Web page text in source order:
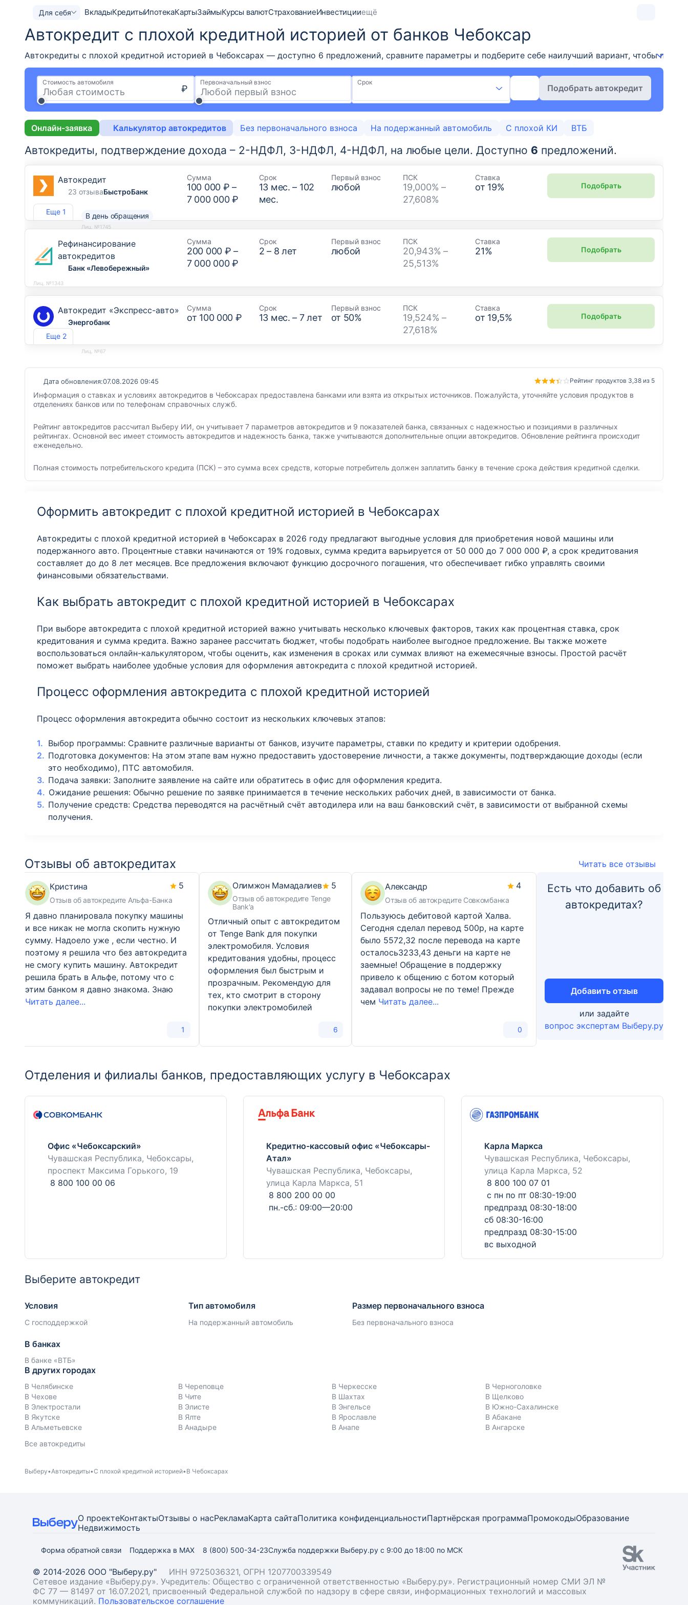
Для себя ВкладыКредитыИпотекаКартыЗаймыКурсы валютСтрахованиеИнвестицииещё
Автокредит с плохой кредитной историей от банков Чебоксар
Автокредиты с плохой кредитной историей в Чебоксарах — доступно 6 предложений, сравните параметры и подберите себе наилучший вариант, чтобы
Стоимость автомобиля
₽
Первоначальный взнос Срок
Подобрать автокредит
Онлайн-заявка Калькулятор автокредитов Без первоначального взноса На подержанный автомобиль С плохой КИ ВТБ
Автокредиты, подтверждение дохода – 2-НДФЛ, 3-НДФЛ, 4-НДФЛ, на любые цели. Доступно 6 предложений.
Еще 1
Автокредит
23 отзываБыстроБанк
Сумма
100 000 ₽ –
7 000 000 ₽
Срок
13 мес. – 102
мес.
Первый взнос
любой
ПСК
19,000% –
27,608%
Ставка
от 19%
В день обращения
Подобрать
Лиц. №1745
Рефинансирование
автокредитов
Банк «Левобережный»
Сумма
200 000 ₽ –
7 000 000 ₽
Срок
2 – 8 лет
Первый взнос
любой
ПСК
20,943% –
25,513%
Ставка
21% Подобрать
Лиц. №1343
Еще 2
Автокредит «Экспресс-авто»
Энергобанк
Сумма
от 100 000 ₽
Срок
13 мес. – 7лет
Первый взнос
от 50%
ПСК
19,524% –
27,618%
Ставка
от 19,5% Подобрать
Лиц. №67
Дата обновления:07.08.2026 09:45 Рейтинг продуктов 3,38 из 5
Информация о ставках и условиях автокредитов в Чебоксарах предоставлена банками или взята из открытых источников. Пожалуйста, уточняйте условия продуктов в
отделениях банков или по телефонам справочных служб.
Рейтинг автокредитов рассчитал Выберу ИИ, он учитывает 7 параметров автокредитов и 9 показателей банка, связанных с надежностью и позициями в различных
рейтингах. Основной вес имеет стоимость автокредитов и надежность банка, также учитываются дополнительные опции автокредитов. Обновление рейтинга происходит
еженедельно.
Полная стоимость потребительского кредита (ПСК) – это сумма всех средств, которые потребитель должен заплатить банку в течение срока действия кредитной сделки.
Оформить автокредит с плохой кредитной историей в Чебоксарах
Автокредиты с плохой кредитной историей в Чебоксарах в 2026 году предлагают выгодные условия для приобретения новой машины или
подержанного авто. Процентные ставки начинаются от 19% годовых, сумма кредита варьируется от 50 000 до 7 000 000 ₽, а срок кредитования
составляет до до 8 лет месяцев. Все предложения включают функцию досрочного погашения, что обеспечивает гибко управлять своими
финансовыми обязательствами.
Как выбрать автокредит с плохой кредитной историей в Чебоксарах
При выборе автокредита с плохой кредитной историей важно учитывать несколько ключевых факторов, таких как процентная ставка, срок
кредитования и сумма кредита. Важно заранее рассчитать бюджет, чтобы подобрать наиболее выгодное предложение. Вы также можете
воспользоваться онлайн-калькулятором, чтобы оценить, как изменения в сроках или суммах влияют на ежемесячные взносы. Простой расчёт
поможет выбрать наиболее удобные условия для оформления автокредита с плохой кредитной историей.
Процесс оформления автокредита с плохой кредитной историей
Процесс оформления автокредита обычно состоит из нескольких ключевых этапов:
Выбор программы: Сравните различные варианты от банков, изучите параметры, ставки по кредиту и критерии одобрения.
Подготовка документов: На этом этапе вам нужно предоставить удостоверение личности, а также документы, подтверждающие доходы (если
это необходимо), ПТС автомобиля.
Подача заявки: Заполните заявление на сайте или обратитесь в офис для оформления кредита.
Ожидание решения: Обычно решение по заявке принимается в течение нескольких рабочих дней, в зависимости от банка.
Получение средств: Средства переводятся на расчётный счёт автодилера или на ваш банковский счёт, в зависимости от выбранной схемы
получения.
Отзывы об автокредитах Читать все отзывы
Кристина
Отзыв об автокредите Альфа-Банка
5
Я давно планировала покупку машины
и все никак не могла скопить нужную
сумму. Надоело уже , если честно. И
поэтому я решила что без автокредита
не смогу купить машину. Автокредит
решила брать в Альфе, потому что с
этим банком я давно знакома. Знаю
Читать далее...
1
Олимжон Мамадалиев
Отзыв об автокредите Tenge
Bank'а
5
Отличный опыт с автокредитом
от Tenge Bank для покупки
электромобиля. Условия
кредитования удобны, процесс
оформления был быстрым и
прозрачным. Рекомендую для
тех, кто смотрит в сторону
покупки электромобилей
6
Александр
Отзыв об автокредите Совкомбанка
4
Пользуюсь дебитовой картой Халва.
Сегодня сделал перевод 500р, на карте
было 5572,32 после перевода на карте
осталось3233,43 деньги на карте не
заемные! Обращение в поддержку
привело к общению с ботом который
задавал вопросы не по теме! Прежде
чем Читать далее...
0
Есть что добавить об
автокредитах?
Добавить отзыв
или задайте
вопрос экспертам Выберу.ру
Отделения и филиалы банков, предоставляющих услугу в Чебоксарах
Офис «Чебоксарский»
Чувашская Республика, Чебоксары,
проспект Максима Горького, 19
8 800 100 00 06
Кредитно-кассовый офис «Чебоксары-
Атал»
Чувашская Республика, Чебоксары,
улица Карла Маркса, 51
8 800 200 00 00
пн.-сб.: 09:00—20:00
Карла Маркса
Чувашская Республика, Чебоксары,
улица Карла Маркса, 52
8 800 100 07 01
с пн по пт 08:30-19:00
предпразд 08:30-18:00
сб 08:30-16:00
предпразд 08:30-15:00
вс выходной
Выберите автокредит
Условия
С господдержкой
Тип автомобиля
На подержанный автомобиль
Размер первоначального взноса
Без первоначального взноса
В банках
В банке «ВТБ»
В других городах
В Челябинске В Череповце В Черкесске
В Черноголовке
В Чехове
В Чите В Шахтах
В Щелково
В Электростали
В Элисте В Энгельсе
В Южно-Сахалинске
В Якутске
В Ялте В Ярославле
В Абакане
В Альметьевске
В Анадыре В Анапе
В Ангарске
Все автокредиты
Выберу Автокредиты С плохой кредитной историей В Чебоксарах
О проектеКонтактыОтзывы о насРекламаКарта сайтаПолитика конфиденциальностиПартнёрская программаПромокодыОбразование
Недвижимость
Форма обратной связи Поддержка в MAX 8 (800) 500-34-23Служба поддержки Выберу.ру с 9:00 до 18:00 по МСК
© 2014-2026 ООО "Выберу.ру"
ИНН 9725036321, ОГРН 1207700339549
Сетевое издание «Выберу.ру». Учредитель: Общество с ограниченной ответственностью «Выберу.ру». Регистрационный номер СМИ ЭЛ №
ФС 77 — 81497 от 16.07.2021, присвоенный Федеральной службой по надзору в сфере связи, информационных технологий и массовых
коммуникаций. Пользовательское соглашение